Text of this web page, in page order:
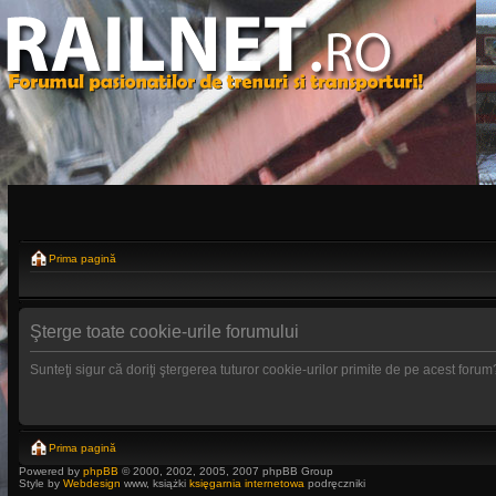
Prima pagină
Şterge toate cookie-urile forumului
Sunteţi sigur că doriţi ştergerea tuturor cookie-urilor primite de pe acest
Prima pagină
Powered by phpBB © 2000, 2002, 2005, 2007 phpBB Group
Style by Webdesign www, książki księgarnia internetowa podręczniki